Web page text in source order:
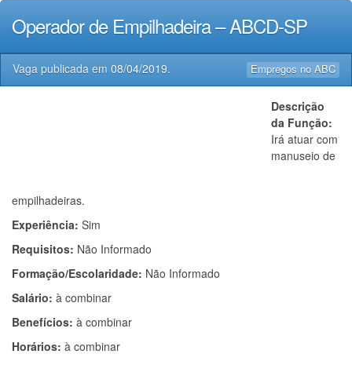
Operador de Empilhadeira – ABCD-SP
Empregos no ABC
Vaga publicada em 08/04/2019.
Descrição
da Função:
Irá atuar com
manuseio de
empilhadeiras.
Experiência: Sim
Requisitos: Não Informado
Formação/Escolaridade: Não Informado
Salário: à combinar
Benefícios: à combinar
Horários: à combinar